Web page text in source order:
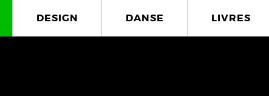
DESIGN DANSE LIVRES